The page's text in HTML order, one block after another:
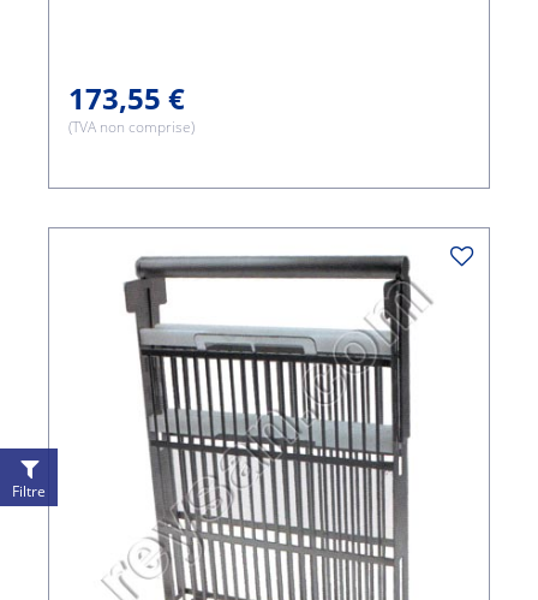
173,55 €
(TVA non comprise)
Filtre